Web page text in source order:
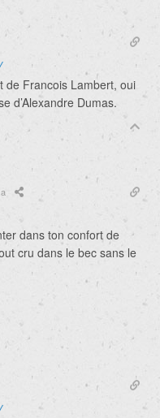
de Francois Lambert, oui
d’Alexandre Dumas.
dans ton confort de
cru dans le bec sans le